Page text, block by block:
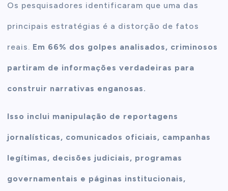
Os pesquisadores identificaram que uma das
principais estratégias é a distorção de fatos
reais. Em 66% dos golpes analisados, criminosos
partiram de informações verdadeiras para
construir narrativas enganosas.
Isso inclui manipulação de reportagens
jornalísticas, comunicados oficiais, campanhas
legítimas, decisões judiciais, programas
governamentais e páginas institucionais,